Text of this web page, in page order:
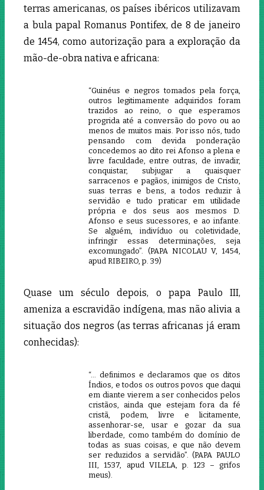
terras americanas, os países ibéricos utilizavam
a bula papal Romanus Pontifex, de 8 de janeiro
de 1454, como autorização para a exploração da
mão-de-obra nativa e africana:
“Guinéus e negros tomados pela força,
outros legitimamente adquiridos foram
trazidos ao reino, o que esperamos
progrida até a conversão do povo ou ao
menos de muitos mais. Por isso nós, tudo
pensando com devida ponderação
concedemos ao dito rei Afonso a plena e
livre faculdade, entre outras, de invadir,
conquistar, subjugar a quaisquer
sarracenos e pagãos, inimigos de Cristo,
suas terras e bens, a todos reduzir à
servidão e tudo praticar em utilidade
própria e dos seus aos mesmos D.
Afonso e seus sucessores, e ao infante.
Se alguém, indivíduo ou coletividade,
infringir essas determinações, seja
excomungado”. (PAPA NICOLAU V, 1454,
apud RIBEIRO, p. 39)
Quase um século depois, o papa Paulo III,
ameniza a escravidão indígena, mas não alivia a
situação dos negros (as terras africanas já eram
conhecidas):
“… definimos e declaramos que os ditos
Índios, e todos os outros povos que daqui
em diante vierem a ser conhecidos pelos
cristãos, ainda que estejam fora da fé
cristã, podem, livre e licitamente,
assenhorar-se, usar e gozar da sua
liberdade, como também do domínio de
todas as suas coisas, e que não devem
ser reduzidos a servidão”. (PAPA PAULO
III, 1537, apud VILELA, p. 123 – grifos
meus).